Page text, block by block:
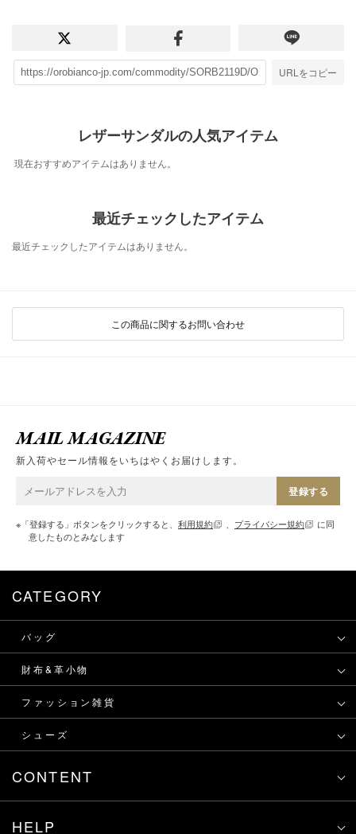
URLをコピー
レザーサンダルの人気アイテム
現在おすすめアイテムはありません。
最近チェックしたアイテム
最近チェックしたアイテムはありません。
この商品に関するお問い合わせ
MAIL MAGAZINE
新入荷やセール情報をいちはやくお届けします。
登録する
※「登録する」ボタンをクリックすると、 利用規約 、 プライバシー規約
に同
意したものとみなします
CATEGORY
バッグ
財布&革小物
ファッション雑貨
シューズ
CONTENT
HELP